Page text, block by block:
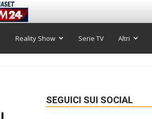
Reality Show Serie TV Altri
SEGUICI SUI SOCIAL